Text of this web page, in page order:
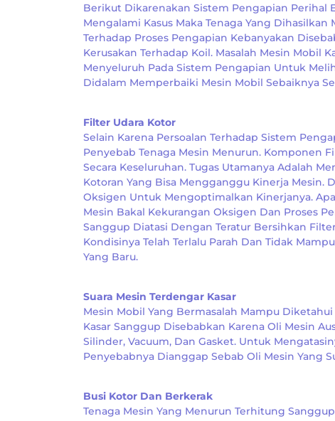
Berikut Dikarenakan Sistem Pengapian Perihal
Mengalami Kasus Maka Tenaga Yang
Terhadap Proses Pengapian Kebanyakan
Kerusakan Terhadap Koil. Masalah Mesin Mobil
Menyeluruh Pada Sistem Pengapian Untuk
Didalam Memperbaiki Mesin Mobil Sebaiknya
Filter Udara Kotor
Selain Karena Persoalan Terhadap Sistem
Penyebab Tenaga Mesin Menurun. Komponen
Secara Keseluruhan. Tugas Utamanya Adalah
Kotoran Yang Bisa Mengganggu Kinerja Mesin.
Oksigen Untuk Mengoptimalkan Kinerjanya.
Mesin Bakal Kekurangan Oksigen Dan Proses
Sanggup Diatasi Dengan Teratur Bersihkan
Kondisinya Telah Terlalu Parah Dan Tidak
Yang Baru.
Suara Mesin Terdengar Kasar
Mesin Mobil Yang Bermasalah Mampu
Kasar Sanggup Disebabkan Karena Oli Mesin
Silinder, Vacuum, Dan Gasket. Untuk
Penyebabnya Dianggap Sebab Oli Mesin Yang
Busi Kotor Dan Berkerak
Tenaga Mesin Yang Menurun Terhitung